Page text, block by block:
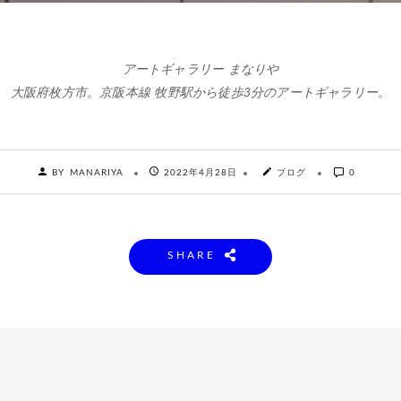
アートギャラリー まなりや
大阪府枚方市。京阪本線 牧野駅から徒歩3分のアートギャラリー。
BY MANARIYA 2022年4月28日 ブログ 0
SHARE